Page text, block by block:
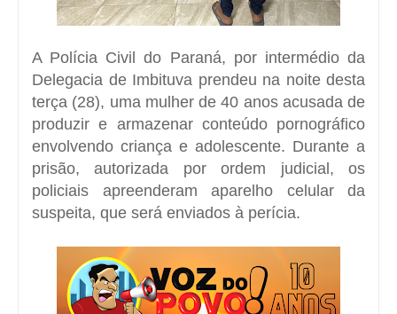
A Polícia Civil do Paraná, por intermédio da
Delegacia de Imbituva prendeu na noite desta
terça (28), uma mulher de 40 anos acusada de
produzir e armazenar conteúdo pornográfico
envolvendo criança e adolescente. Durante a
prisão, autorizada por ordem judicial, os
policiais apreenderam aparelho celular da
suspeita, que será enviados à perícia.